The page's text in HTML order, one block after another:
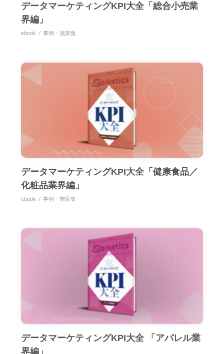
データマーケティングKPI大全「総合小売業
界編」
ebook 事例・施策集
データマーケティングKPI大全「健康食品／
化粧品業界編」
ebook 事例・施策集
データマーケティングKPI大全 「アパレル業
界編」